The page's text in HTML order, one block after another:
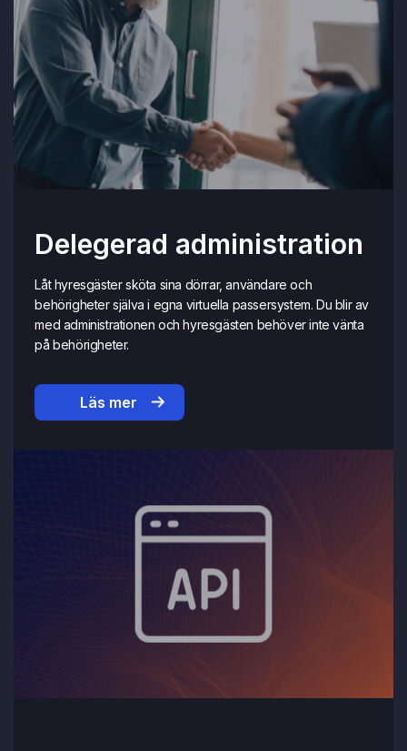
Delegerad administration
Låt hyresgäster sköta sina dörrar, användare och
behörigheter själva i egna virtuella passersystem. Du blir av
med administrationen och hyresgästen behöver inte vänta
på behörigheter.
Läs mer